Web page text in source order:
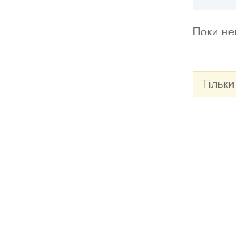
Поки